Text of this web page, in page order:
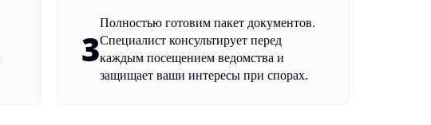
3
Полностью готовим пакет документов.
Специалист консультирует перед
каждым посещением ведомства и
защищает ваши интересы при спорах.